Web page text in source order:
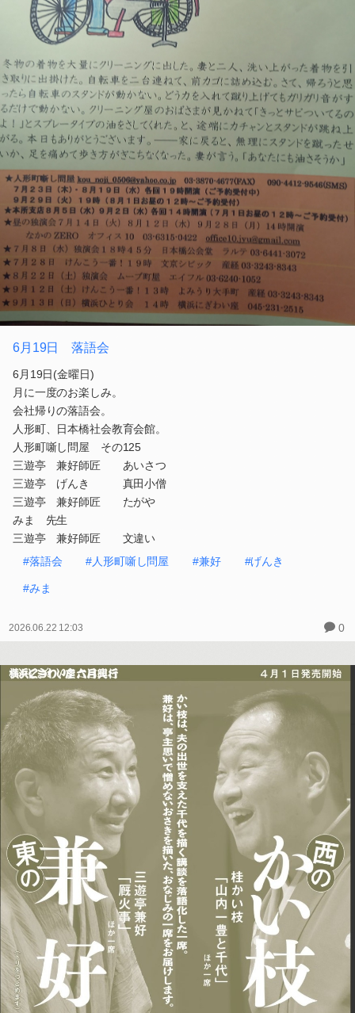
6月19日 落語会
6月19日(金曜日)
月に一度のお楽しみ。
会社帰りの落語会。
人形町、日本橋社会教育会館。
人形町噺し問屋 その125
三遊亭 兼好師匠 あいさつ
三遊亭 げんき 真田小僧
三遊亭 兼好師匠 たがや
みま 先生
三遊亭 兼好師匠 文違い
#落語会
#人形町噺し問屋 #兼好 #げんき
#みま
2026.06.22 12:03 0